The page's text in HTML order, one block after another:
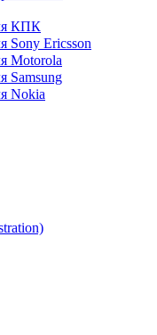
КПК
Sony Ericsson
Motorola
Samsung
Nokia